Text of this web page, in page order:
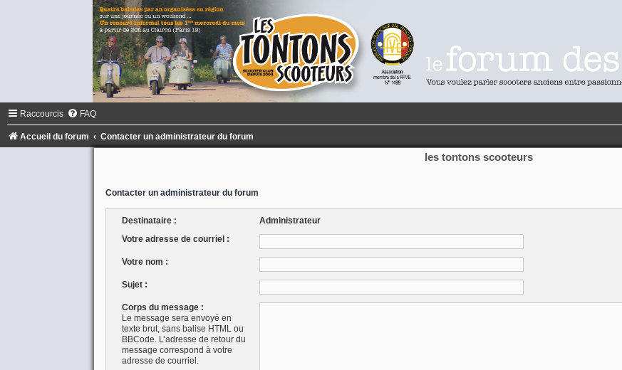
Raccourcis FAQ
Accueil du forum Contacter un administrateur du forum
les tontons scooteurs
Contacter un administrateur du forum
Destinataire :
Administrateur
Votre adresse de courriel :
Votre nom :
Sujet :
Corps du message :
Le message sera envoyé en
texte brut, sans balise HTML ou
BBCode. L’adresse de retour du
message correspond à votre
adresse de courriel.